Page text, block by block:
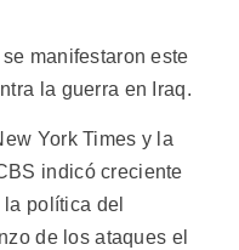
manifestaron este
la guerra en Iraq.
York Times y la
indicó creciente
política del
de los ataques el